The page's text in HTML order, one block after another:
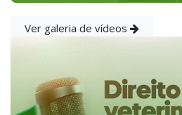
Ver galeria de vídeos